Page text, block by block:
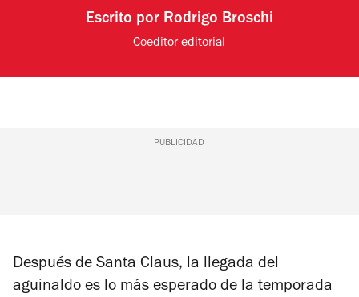
Escrito por Rodrigo Broschi
Coeditor editorial
PUBLICIDAD
Después de Santa Claus, la llegada del
aguinaldo es lo más esperado de la temporada